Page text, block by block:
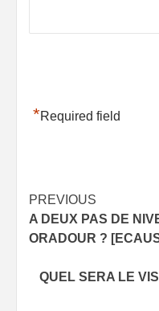
*Required field
Post
navigation
PREVIOUS
A DEUX PAS DE
ORADOUR ?
QUEL SERA LE